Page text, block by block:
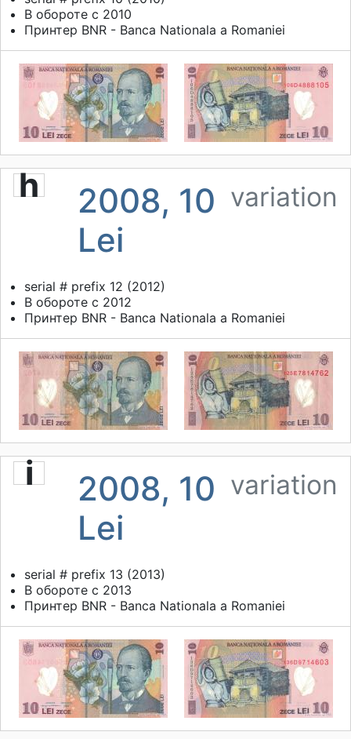
В обороте с 2010
Принтер BNR - Banca Nationala a Romaniei
h
2008, 10
Lei
variation
serial # prefix 12 (2012)
В обороте с 2012
Принтер BNR - Banca Nationala a Romaniei
i
2008, 10
Lei
variation
serial # prefix 13 (2013)
В обороте с 2013
Принтер BNR - Banca Nationala a Romaniei